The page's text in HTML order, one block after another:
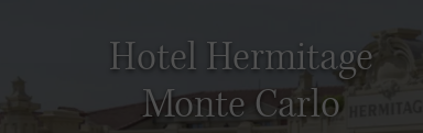
Hotel Hermitage
Monte Carlo